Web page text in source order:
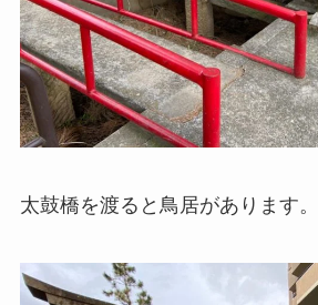
太鼓橋を渡ると鳥居があります。